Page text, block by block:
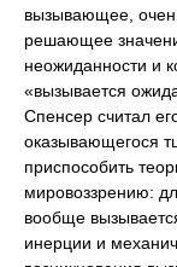
вызывающее,
решающее
неожиданности и
«вызывается
Спенсер считал
оказывающегося
приспособить
мировоззрению:
вообще
инерции и